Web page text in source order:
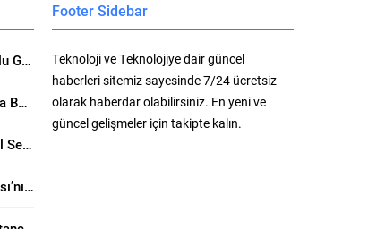
Ataşehir Escort Kızları ile Mutlu Geceler Geçirin. Üzerine Kapsamlı Bakış
Anadolu Yakasının Aranan ama Bulunamayan Çıtırları Hangi Sitelerde? Seçerken Dikkat Edilecekler
Maltepe Escort ve Profesyonel Seksi İşçiliği: Seksin Gücünün Yanında Kaliteli Keyif Rehberi
Kartal Escort ve Anadolu Yakası’nın Sahil Hattında Ayrıcalıklı Buluşmalar Konusunda Öne Çıkan Detaylar
Footer Sidebar
Teknoloji ve Teknolojiye dair güncel
haberleri sitemiz sayesinde 7/24 ücretsiz
olarak haberdar olabilirsiniz. En yeni ve
güncel gelişmeler için takipte kalın.